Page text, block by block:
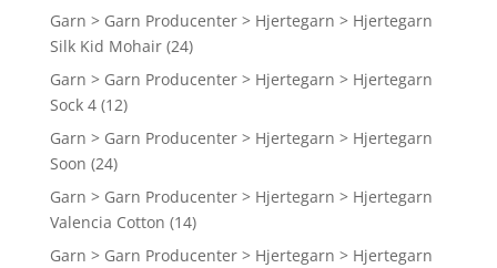
Garn > Garn Producenter > Hjertegarn > Hjertegarn
Silk Kid Mohair (24)
Garn > Garn Producenter > Hjertegarn > Hjertegarn
Sock 4 (12)
Garn > Garn Producenter > Hjertegarn > Hjertegarn
Soon (24)
Garn > Garn Producenter > Hjertegarn > Hjertegarn
Valencia Cotton (14)
Garn > Garn Producenter > Hjertegarn > Hjertegarn